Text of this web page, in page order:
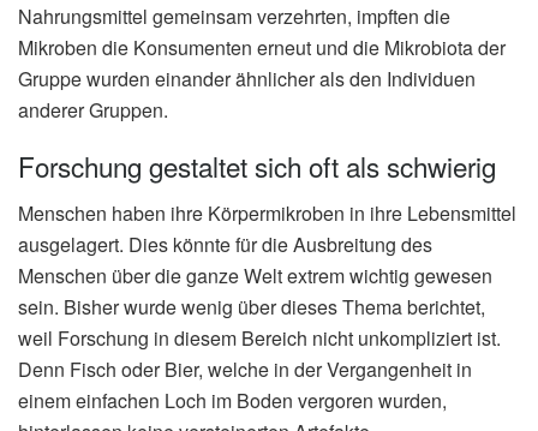
Nahrungsmittel gemeinsam verzehrten, impften die
Mikroben die Konsumenten erneut und die Mikrobiota der
Gruppe wurden einander ähnlicher als den Individuen
anderer Gruppen.
Forschung gestaltet sich oft als schwierig
Menschen haben ihre Körpermikroben in ihre Lebensmittel
ausgelagert. Dies könnte für die Ausbreitung des
Menschen über die ganze Welt extrem wichtig gewesen
sein. Bisher wurde wenig über dieses Thema berichtet,
weil Forschung in diesem Bereich nicht unkompliziert ist.
Denn Fisch oder Bier, welche in der Vergangenheit in
einem einfachen Loch im Boden vergoren wurden,